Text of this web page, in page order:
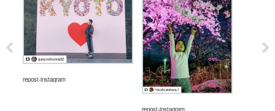
repost-instagram
repost-instagram